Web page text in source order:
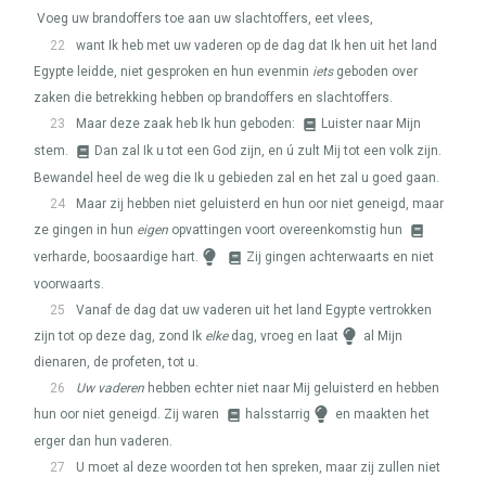
Voeg uw brandoffers toe aan uw slachtoffers, eet vlees,
22
want Ik heb met uw vaderen op de dag dat Ik hen uit het land
Egypte leidde, niet gesproken en hun evenmin ietsgeboden over
zaken die betrekking hebben op brandoffers en slachtoffers.
23
Maar deze zaak heb Ik hun geboden:
Luister naar Mijn
stem.
Dan zal Ik u tot een God zijn, en ú zult Mij tot een volk zijn.
Bewandel heel de weg die Ik u gebieden zal en het zal u goed gaan.
24
Maar zij hebben niet geluisterd en hun oor niet geneigd, maar
ze gingen in hun eigen opvattingen voort overeenkomstig hun
verharde, boosaardige hart.
Zij gingen achterwaarts en niet
voorwaarts.
25
Vanaf de dag dat uw vaderen uit het land Egypte vertrokken
zijn tot op deze dag, zond Ik elkedag, vroeg en laat
al Mijn
dienaren, de profeten, tot u.
26
Uw vaderen hebben echter niet naar Mij geluisterd en hebben
hun oor niet geneigd. Zij waren
halsstarrig
en maakten het
erger dan hun vaderen.
27
U moet al deze woorden tot hen spreken, maar zij zullen niet